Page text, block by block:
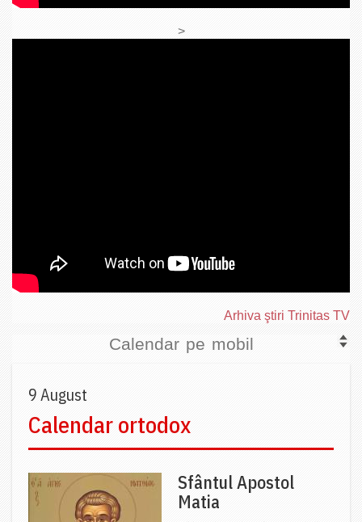
>
Arhiva ştiri Trinitas TV
Calendar pe mobil
9 August
Calendar ortodox
Sfântul Apostol
Matia